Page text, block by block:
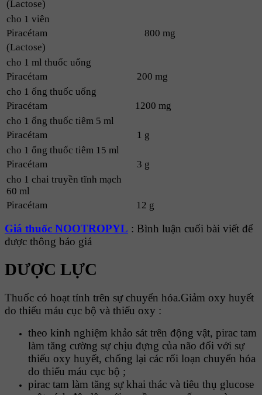
(Lactose)
cho 1 viên
Piracétam
800 mg
(Lactose)
cho 1 ml thuốc uống
Piracétam
200 mg
cho 1 ống thuốc uống
Piracétam
1200 mg
cho 1 ống thuốc tiêm 5 ml
Piracétam
1 g
cho 1 ống thuốc tiêm 15 ml
Piracétam
3 g
cho 1 chai truyền tĩnh mạch
60 ml
Piracétam
12 g
Giá thuốc NOOTROPYL : Bình luận cuối bài viết để
được thông báo giá
DƯỢC LỰC
Thuốc có hoạt tính trên sự chuyển hóa.Giảm oxy huyết
do thiếu máu cục bộ và thiếu oxy :
theo kinh nghiệm khảo sát trên động vật, pirac tam
làm tăng cường sự chịu đựng của não đối với sự
thiếu oxy huyết, chống lại các rối loạn chuyển hóa
do thiếu máu cục bộ ;
pirac tam làm tăng sự khai thác và tiêu thụ glucose